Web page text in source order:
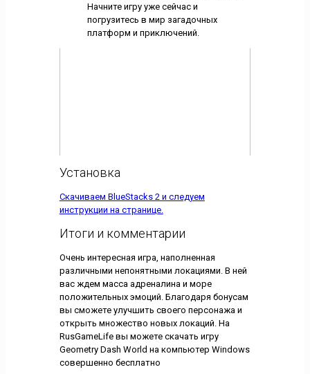
Начните игру уже сейчас и
погрузитесь в мир загадочных
платформ и приключений.
Установка
Скачиваем BlueStacks 2 и следуем
инструкции на странице.
Итоги и комментарии
Очень интересная игра, наполненная
различными непонятными локациями. В ней
вас ждем масса адреналина и море
положительных эмоций. Благодаря бонусам
вы сможете улучшить своего персонажа и
открыть множество новых локаций. На
RusGameLife вы можете скачать игру
Geometry Dash World на компьютер Windows
совершенно бесплатно